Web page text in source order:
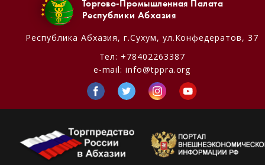
Торгово-Промышленная Палата
Республики Абхазия
Республика Абхазия, г.Сухум, ул.Конфедератов, 37
Тел: +78402263387
e-mail:info@tppra.org